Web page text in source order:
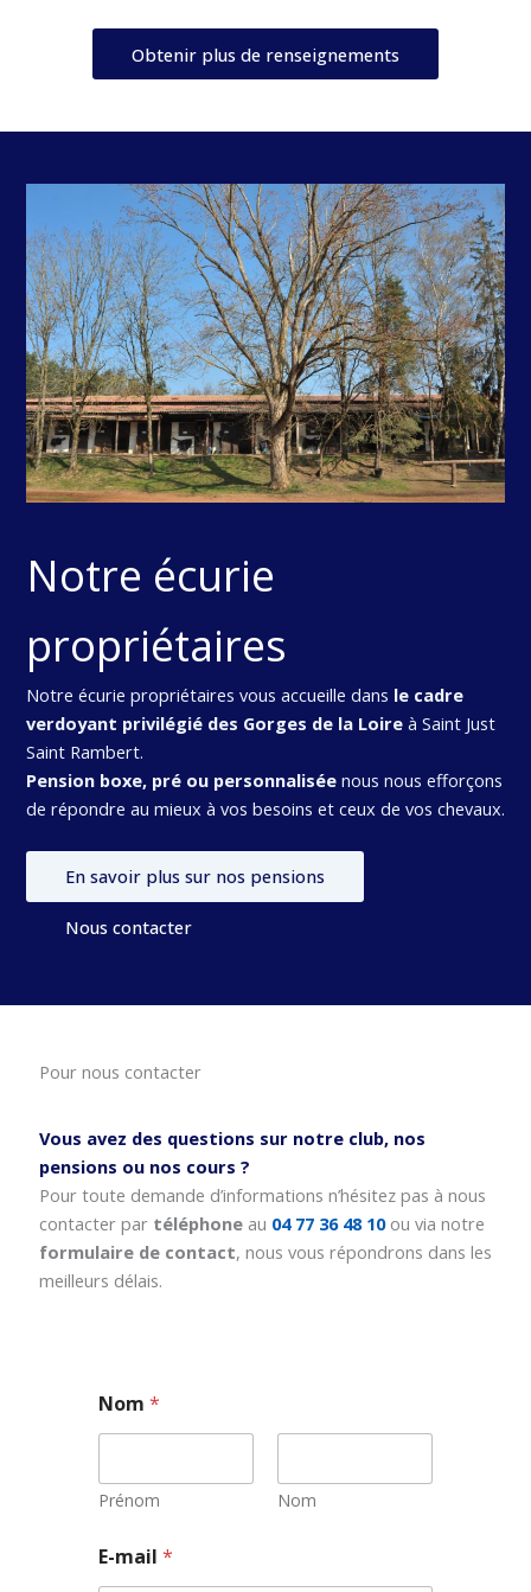
Obtenir plus de renseignements
Notre écurie
propriétaires
Notre écurie propriétaires vous accueille dans le cadre
verdoyant privilégié des Gorges de la Loireà Saint Just
Saint Rambert.
Pension boxe, pré ou personnaliséenous nous efforçons
de répondre au mieux à vos besoins et ceux de vos chevaux.
En savoir plus sur nos pensions
Nous contacter
Pour nous contacter
Vous avez des questions sur notre club, nos
pensions ou nos cours ?
Pour toute demande d’informations n’hésitez pas à nous
contacter par téléphoneau 04 77 36 48 10 ou via notre
formulaire de contact, nous vous répondrons dans les
meilleurs délais.
Nom*
Prénom Nom
-
m
E-mail*